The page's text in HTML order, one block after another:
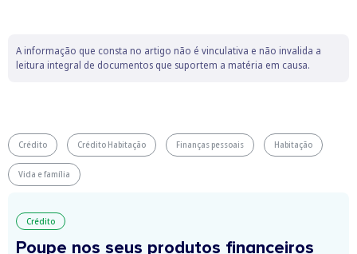
A informação que consta no artigo não é vinculativa e não invalida a
leitura integral de documentos que suportem a matéria em causa.
Crédito Crédito Habitação Finanças pessoais Habitação
Vida e família
Crédito
Poupe nos seus produtos financeiros